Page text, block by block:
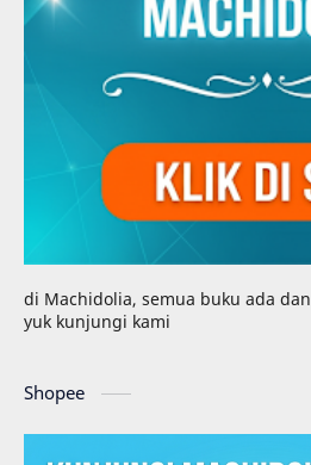
di Machidolia, semua buku ada
yuk kunjungi kami
Shopee